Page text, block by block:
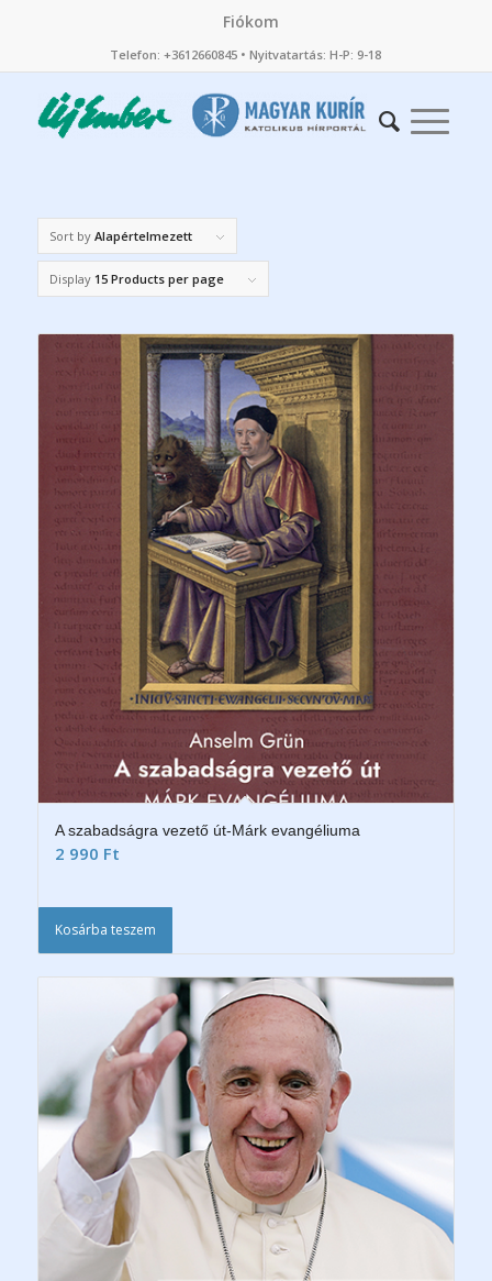
Fiókom
Telefon: +3612660845 • Nyitvatartás: H-P: 9-18
Sort by Alapértelmezett
Display 15 Products per page
A szabadságra vezető út-Márk evangéliuma
2 990 Ft
Kosárba teszem